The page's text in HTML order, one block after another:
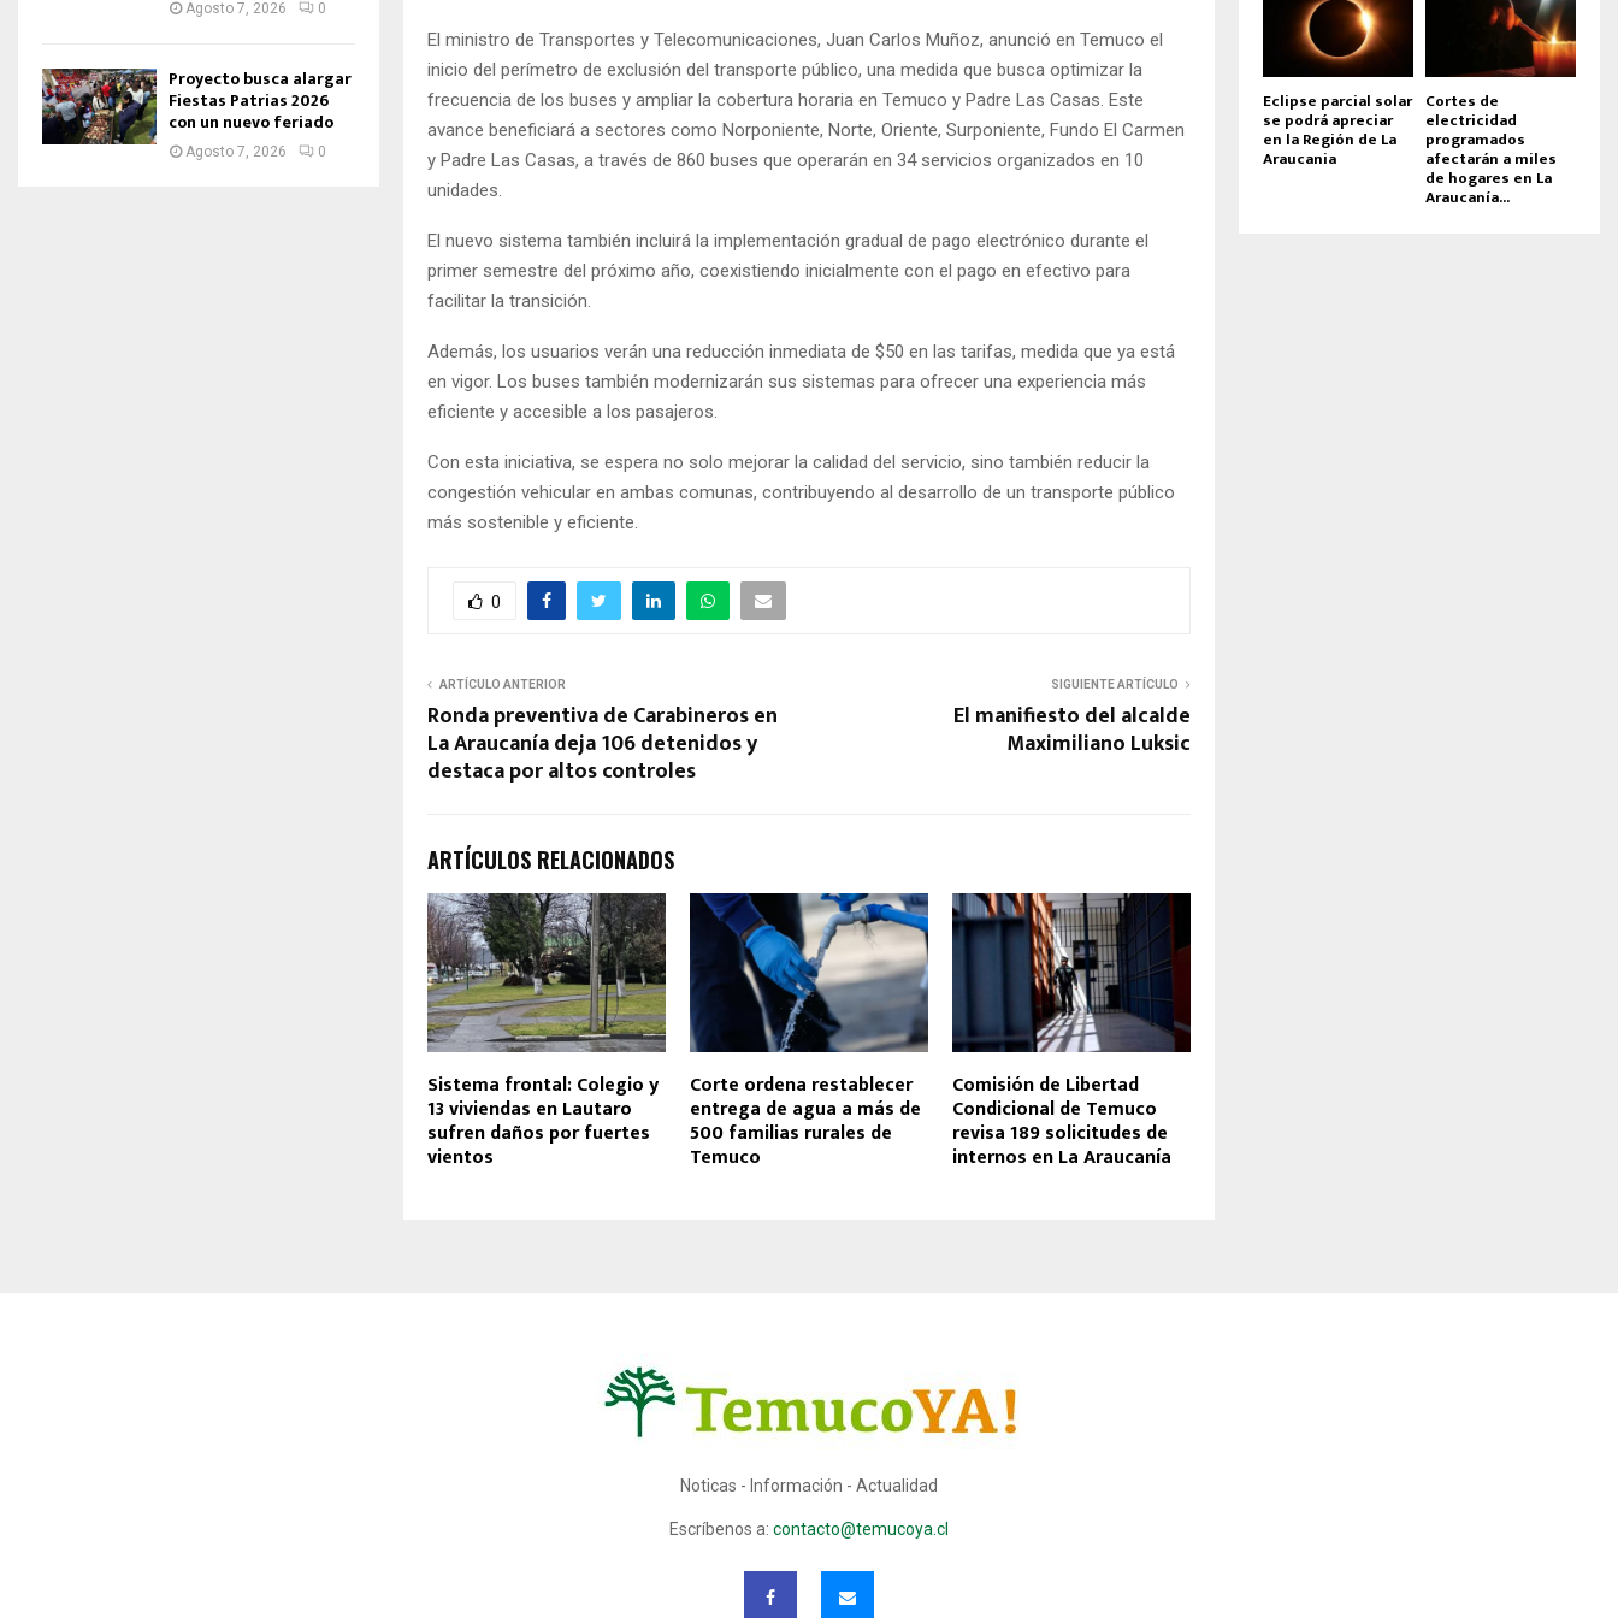
El ministro de Transportes y Telecomunicaciones, Juan Carlos Muñoz, anunció en Temuco el
inicio del perímetro de exclusión del transporte público, una medida que busca optimizar la
frecuencia de los buses y ampliar la cobertura horaria en Temuco y Padre Las Casas. Este
avance beneficiará a sectores como Norponiente, Norte, Oriente, Surponiente, Fundo El Carmen
y Padre Las Casas, a través de 860 buses que operarán en 34 servicios organizados en 10
unidades.
El nuevo sistema también incluirá la implementación gradual de pago electrónico durante el
primer semestre del próximo año, coexistiendo inicialmente con el pago en efectivo para
facilitar la transición.
Además, los usuarios verán una reducción inmediata de $50 en las tarifas, medida que ya está
en vigor. Los buses también modernizarán sus sistemas para ofrecer una experiencia más
eficiente y accesible a los pasajeros.
Con esta iniciativa, se espera no solo mejorar la calidad del servicio, sino también reducir la
congestión vehicular en ambas comunas, contribuyendo al desarrollo de un transporte público
más sostenible y eficiente.
0
ARTÍCULO ANTERIOR
Ronda preventiva de Carabineros en
La Araucanía deja 106 detenidos y
destaca por altos controles
SIGUIENTE ARTÍCULO
El manifiesto del alcalde
Maximiliano Luksic
ARTÍCULOS RELACIONADOS
Sistema frontal: Colegio y
13 viviendas en Lautaro
sufren daños por fuertes
vientos
Corte ordena restablecer
entrega de agua a más de
500 familias rurales de
Temuco
Comisión de Libertad
Condicional de Temuco
revisa 189 solicitudes de
internos en La Araucanía
Agosto 7, 2026 0
Proyecto busca alargar
Fiestas Patrias 2026
con un nuevo feriado
Agosto 7, 2026 0
Eclipse parcial solar
se podrá apreciar
en la Región de La
Araucania
Cortes de
electricidad
programados
afectarán a miles
de hogares en La
Araucanía...
Noticas - Información - Actualidad
Escríbenos a: contacto@temucoya.cl